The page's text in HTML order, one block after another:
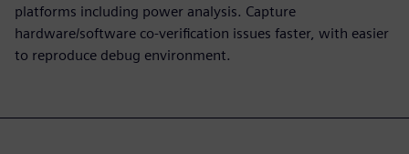
platforms including power analysis. Capture
hardware/software co-verification issues faster, with easier
to reproduce debug environment.